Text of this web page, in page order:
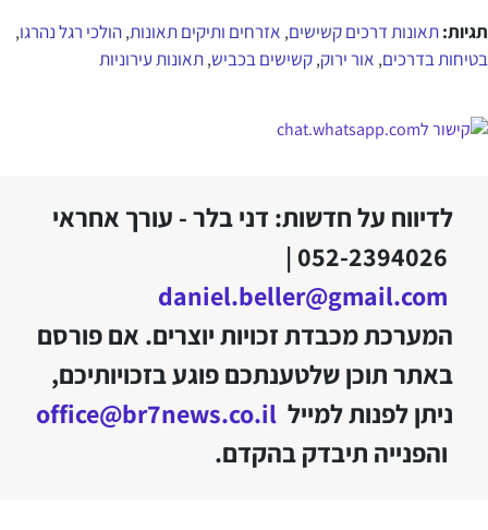
תגיות:תאונות דרכים קשישים, אזרחים ותיקים תאונות,הולכי רגל נהרגו,
בטיחות בדרכים, אור ירוק,קשישים בכביש,תאונות עירוניות
לדיווח על חדשות: דני בלר - עורך אחראי
052-2394026 |
daniel.beller@gmail.com
המערכת מכבדת זכויות יוצרים. אם פורסם
באתר תוכן שלטענתכם פוגע בזכויותיכם,
ניתן לפנות למייל office@br7news.co.il
והפנייה תיבדק בהקדם.